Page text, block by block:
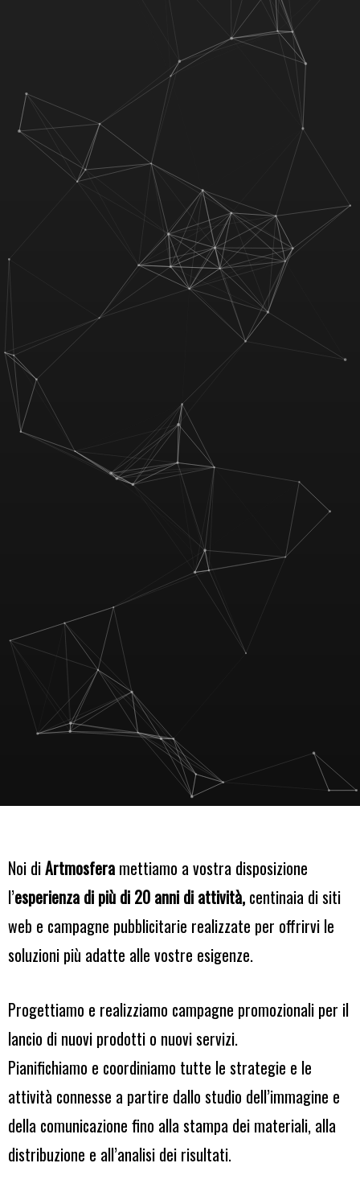
Noi diArtmosfera mettiamo a vostra disposizione
l’esperienza di più di 20 anni di attività, centinaia di siti
web e campagne pubblicitarie realizzate per offrirvi le
soluzioni più adatte alle vostre esigenze.
Progettiamo e realizziamo campagne promozionali per il
lancio di nuovi prodotti o nuovi servizi.
Pianifichiamo e coordiniamo tutte le strategie e le
attività connesse a partire dallo studio dell’immagine e
della comunicazione fino alla stampa dei materiali, alla
distribuzione e all’analisi dei risultati.